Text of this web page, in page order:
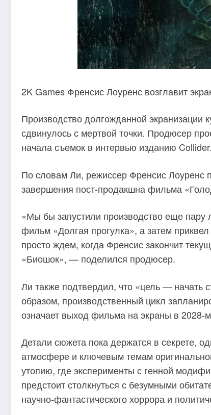
2K Games Френсис Лоуренс возглавит
Производство долгожданной экранизации
сдвинулось с мертвой точки. Продюсер
начала съемок в интервью изданию Collider.
По словам Ли, режиссер Френсис Лоуренс
завершения пост-продакшна фильма
«Мы бы запустили производство еще пару
фильм «Долгая прогулка», а затем
просто ждем, когда Френсис закончит
«Биошок», — поделился продюсер.
Ли также подтвердил, что «цель — начать
образом, производственный цикл
означает выход фильма на экраны в 2028-
Детали сюжета пока держатся в секрете,
атмосфере и ключевым темам
утопию, где эксперименты с генной
предстоит столкнуться с безумными
научно-фантастического хоррора и